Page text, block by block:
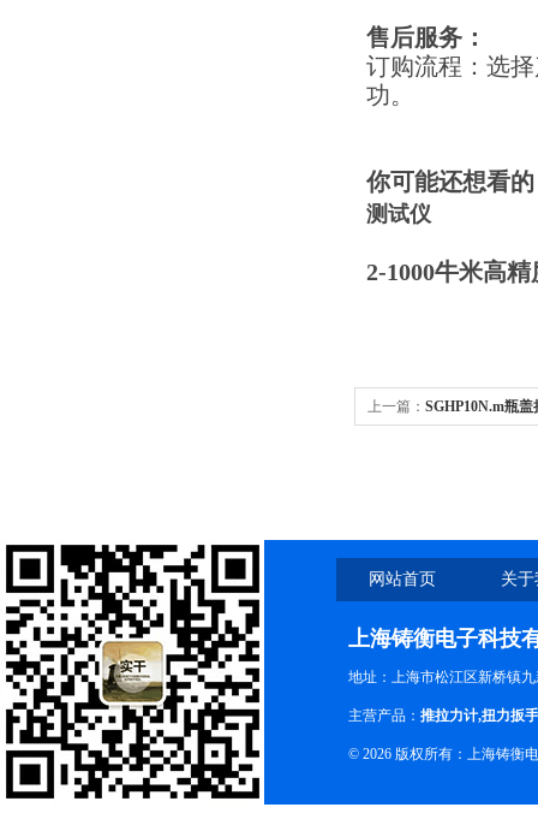
售后服务：
订购流程：选
功。
你可能还想看
测试仪
2-1000牛米高
上一篇： SGHP10N.m瓶
网站首页 关
上海铸衡电子科技
地址：上海市松江区新桥镇
主营产品： 推拉力计,扭力扳手
© 2026 版权所有：上海铸衡